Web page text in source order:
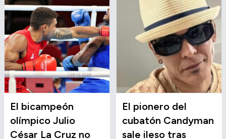
El bicampeón
olímpico Julio
César La Cruz no
El pionero del
cubatón Candyman
sale ileso tras